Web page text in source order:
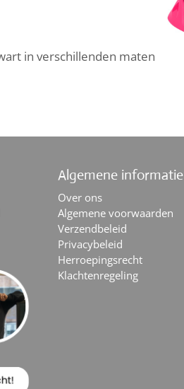
Algemene informatie
Over ons
Algemene voorwaarden
Verzendbeleid
Privacybeleid
Herroepingsrecht
Klachtenregeling